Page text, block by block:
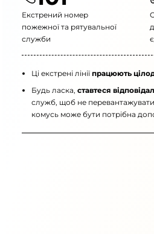
Екстрений номер
пожежної та рятувальної
служби
Ці екстрені лінії працюють
Будь ласка, ставтеся
служб, щоб не перевантажувати
комусь може бути потрібна